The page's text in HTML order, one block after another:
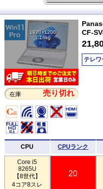
1920×1200
1.16kg
在庫 売り切れ
CF-
テレワ
CPU CPUランク
Core i5
8265U
【8世代】
4コア8スレ
20